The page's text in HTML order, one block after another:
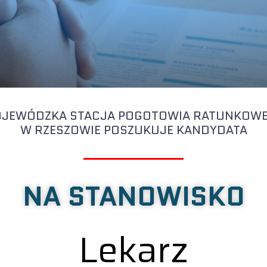
STACJA POGOTOWIA
W RZESZOWIE POSZUKUJE KANDYDATA
NA STANOWISKO
Lekarz